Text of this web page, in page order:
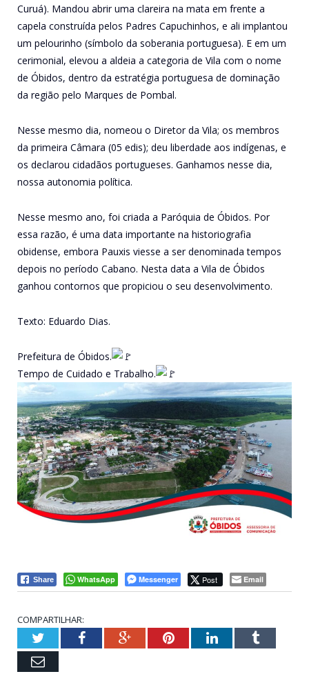
Curuá). Mandou abrir uma clareira na mata em frente a
capela construída pelos Padres Capuchinhos, e ali implantou
um pelourinho (símbolo da soberania portuguesa). E em um
cerimonial, elevou a aldeia a categoria de Vila com o nome
de Óbidos, dentro da estratégia portuguesa de dominação
da região pelo Marques de Pombal.
Nesse mesmo dia, nomeou o Diretor da Vila; os membros
da primeira Câmara (05 edis); deu liberdade aos indígenas, e
os declarou cidadãos portugueses. Ganhamos nesse dia,
nossa autonomia política.
Nesse mesmo ano, foi criada a Paróquia de Óbidos. Por
essa razão, é uma data importante na historiografia
obidense, embora Pauxis viesse a ser denominada tempos
depois no período Cabano. Nesta data a Vila de Óbidos
ganhou contornos que propiciou o seu desenvolvimento.
Texto: Eduardo Dias.
Prefeitura de Óbidos.
Tempo de Cuidado e Trabalho.
Share WhatsApp Messenger Post Email
COMPARTILHAR:
TwitterFacebookGoogle+PinterestLinkedInTumblr
Email